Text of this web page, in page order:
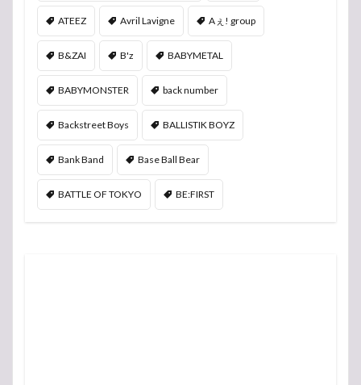
ATEEZ Avril Lavigne Aぇ! group
B&ZAI B'z BABYMETAL
BABYMONSTER back number
Backstreet Boys BALLISTIK BOYZ
Bank Band Base Ball Bear
BATTLE OF TOKYO BE:FIRST